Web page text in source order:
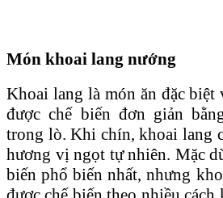
Món khoai lang nướng
Khoai lang là món ăn đặc biệt
được chế biến đơn giản
trong lò. Khi chín, khoai lang
hương vị ngọt tự nhiên. Mặc
biến phổ biến nhất, nhưng